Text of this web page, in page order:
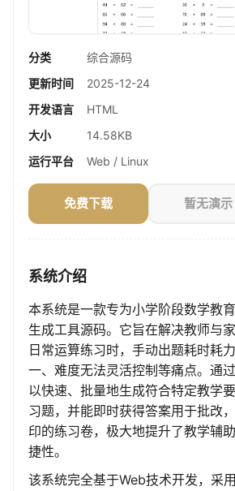
分类
综合源码
更新时间
2025-12-24
开发语言
HTML
大小
14.58KB
运行平台
Web / Linux
免费下载 暂无演示
系统介绍
本系统是一款专为小学阶段数学教
生成工具源码。它旨在解决教师与
日常运算练习时，手动出题耗时耗
一、难度无法灵活控制等痛点。通
以快速、批量地生成符合特定教学
习题，并能即时获得答案用于批改
印的练习卷，极大地提升了教学辅
捷性。
该系统完全基于Web技术开发，采